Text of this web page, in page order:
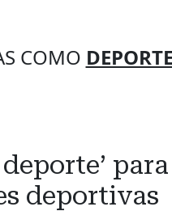
COMO
deportivas